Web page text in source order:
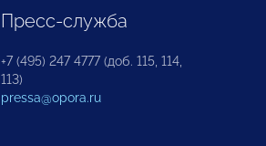
Пресс-служба
+7 (495) 247 4777 (доб. 115, 114,
113)
pressa@opora.ru